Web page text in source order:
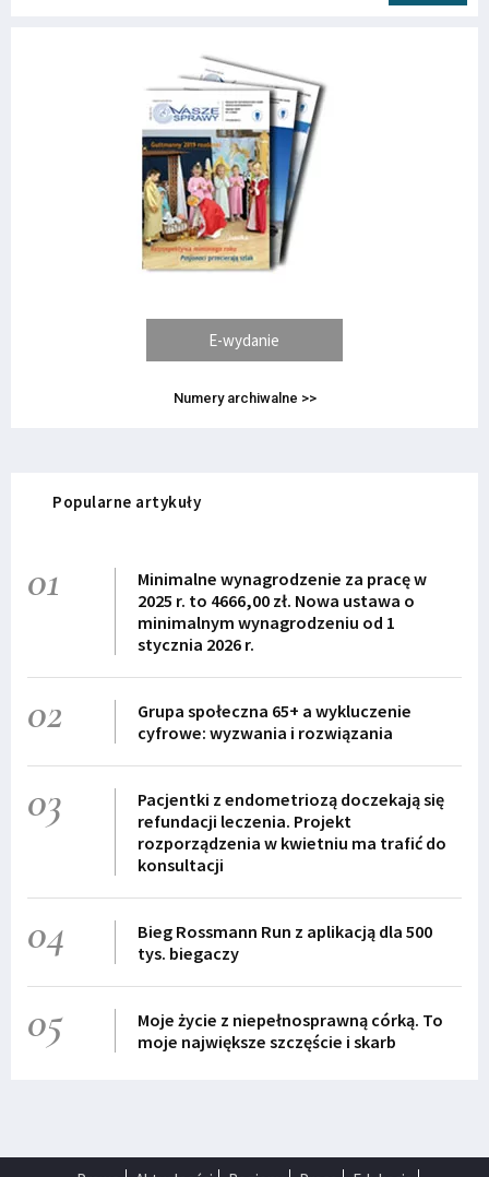
E-wydanie
Numery archiwalne >>
Popularne artykuły
01
Minimalne wynagrodzenie za pracę w
2025 r. to 4666,00 zł. Nowa ustawa o
minimalnym wynagrodzeniu od 1
stycznia 2026 r.
02
Grupa społeczna 65+ a wykluczenie
cyfrowe: wyzwania i rozwiązania
03
Pacjentki z endometriozą doczekają się
refundacji leczenia. Projekt
rozporządzenia w kwietniu ma trafić do
konsultacji
04
Bieg Rossmann Run z aplikacją dla 500
tys. biegaczy
05
Moje życie z niepełnosprawną córką. To
moje największe szczęście i skarb